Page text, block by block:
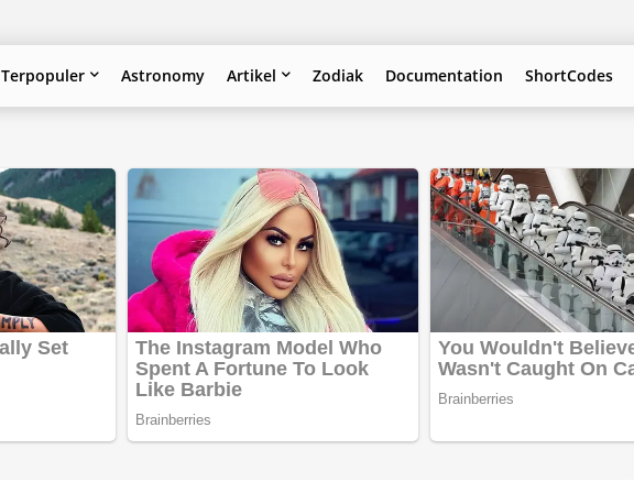
Terpopuler Astronomy Artikel Zodiak Documentation ShortCodes